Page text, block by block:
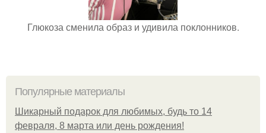
Глюкоза сменила образ и удивила поклонников.
Популярные материалы
Шикарный подарок для любимых, будь то 14
февраля, 8 марта или день рождения!